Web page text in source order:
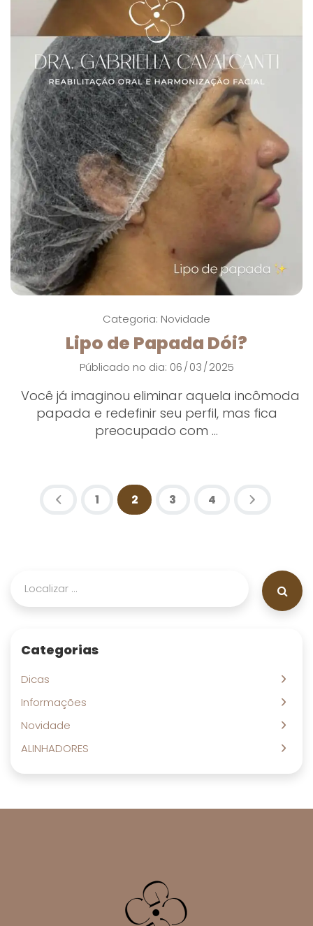
Categoria: Novidade
Lipo de Papada Dói?
Públicado no dia: 06 / 03 / 2025
Você já imaginou eliminar aquela incômoda
papada e redefinir seu perfil, mas fica
preocupado com ...
1 2(atual)
3 4
Categorias
Dicas
Informações
Novidade
ALINHADORES